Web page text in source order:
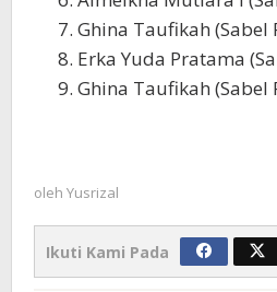
Ghina Taufikah (Sabel
Erka Yuda Pratama
Ghina Taufikah (Sabel
oleh Yusrizal
Ikuti Kami Pada